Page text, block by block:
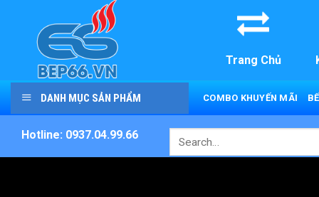
content
Trang Chủ
DANH MỤC SẢN PHẨM COMBO KHUYẾN MÃI
Hotline: 0937.04.99.66
Search
for: